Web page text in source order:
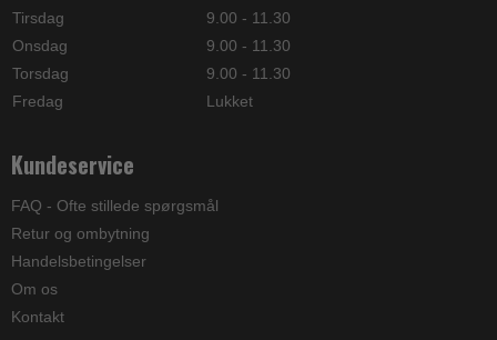
Tirsdag
9.00 - 11.30
Onsdag
9.00 - 11.30
Torsdag
9.00 - 11.30
Fredag
Lukket
Kundeservice
FAQ - Ofte stillede spørgsmål
Retur og ombytning
Handelsbetingelser
Om os
Kontakt